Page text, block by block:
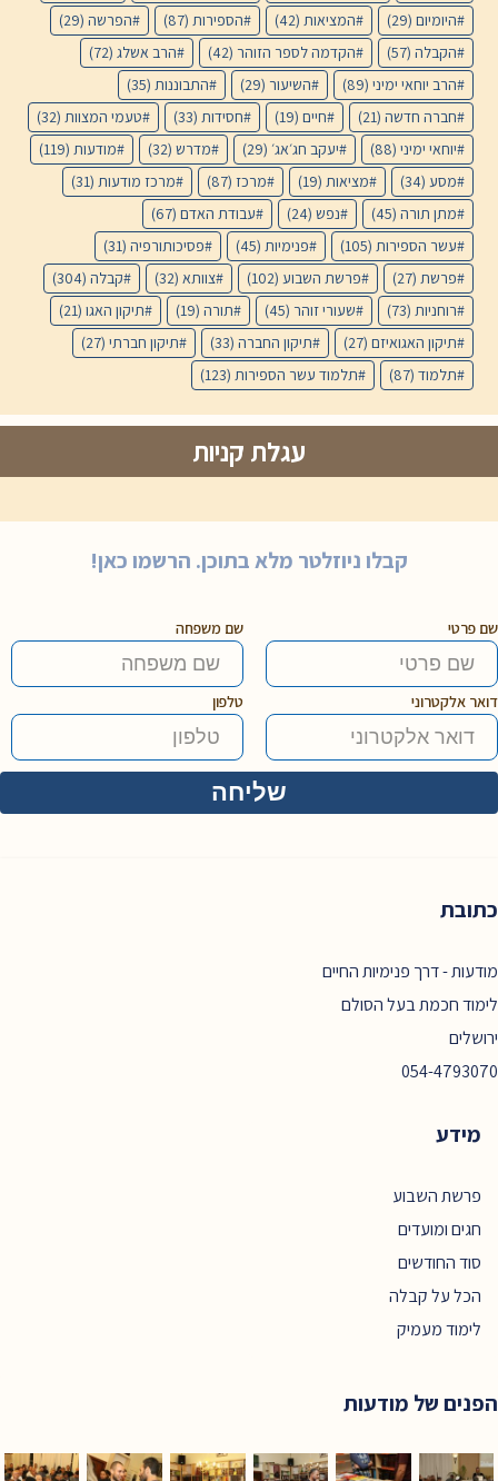
היומיום (29) המציאות (42) הספירות (87) הפרשה (29)
הקבלה (57) הקדמה לספר הזוהר (42) הרב אשלג (72)
הרב יוחאי ימיני (89) השיעור (29) התבוננות (35)
חברה חדשה (21) חיים (19) חסידות (33) טעמי המצוות (32)
יוחאי ימיני (88) יעקב חג׳אג׳ (29) מדרש (32) מודעות (119)
מסע (34) מציאות (19) מרכז (87) מרכז מודעות (31)
מתן תורה (45) נפש (24) עבודת האדם (67)
עשר הספירות (105) פנימיות (45) פסיכותורפיה (31)
פרשת (27) פרשת השבוע (102) צוותא (32) קבלה (304)
רוחניות (73) שעורי זוהר (45) תורה (19) תיקון האגו (21)
תיקון האגואיזם (27) תיקון החברה (33) תיקון חברתי (27)
תלמוד (87) תלמוד עשר הספירות (123)
עגלת קניות
קבלו ניוזלטר מלא בתוכן. הרשמו כאן!
שם פרטי שם משפחה
דואר אלקטרוני טלפון
כתובת
מודעות - דרך פנימיות החיים
לימוד חכמת בעל הסולם
ירושלים
054-4793070
מידע
פרשת השבוע
חגים ומועדים
סוד החודשים
הכל על קבלה
לימוד מעמיק
הפנים של מודעות